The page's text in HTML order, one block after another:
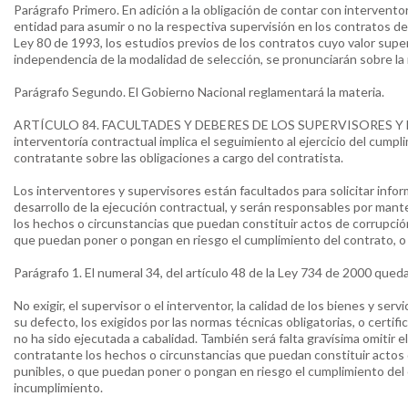
Parágrafo Primero. En adición a la obligación de contar con
entidad para asumir o no la respectiva supervisión en los contratos
Ley 80 de 1993, los estudios previos de los contratos cuyo valor
independencia de la modalidad de selección, se pronunciarán sobre
Parágrafo Segundo. El Gobierno Nacional reglamentará la materia.
ARTÍCULO 84. FACULTADES Y DEBERES DE LOS SUPERVISORES
interventoría contractual implica el seguimiento al ejercicio del
contratante sobre las obligaciones a cargo del contratista.
Los interventores y supervisores están facultados para solicitar
desarrollo de la ejecución contractual, y serán responsables por
los hechos o circunstancias que puedan constituir actos de
que puedan poner o pongan en riesgo el cumplimiento del contrato,
Parágrafo 1. El numeral 34, del artículo 48 de la Ley 734 de 2000
No exigir, el supervisor o el interventor, la calidad de los bienes y
su defecto, los exigidos por las normas técnicas obligatorias, o
no ha sido ejecutada a cabalidad. También será falta gravísima omitir
contratante los hechos o circunstancias que puedan constituir
punibles, o que puedan poner o pongan en riesgo el cumplimiento
incumplimiento.